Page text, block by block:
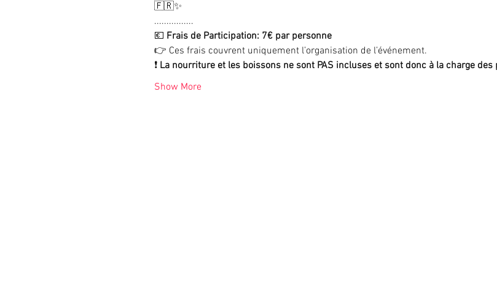
🇫🇷✨
................
💶 Frais de Participation: 7€ par personne
👉 Ces frais couvrent uniquement l’organisation de l’événement.
❗ La nourriture et les boissons ne sont PAS incluses et sont donc à la charge
Show More